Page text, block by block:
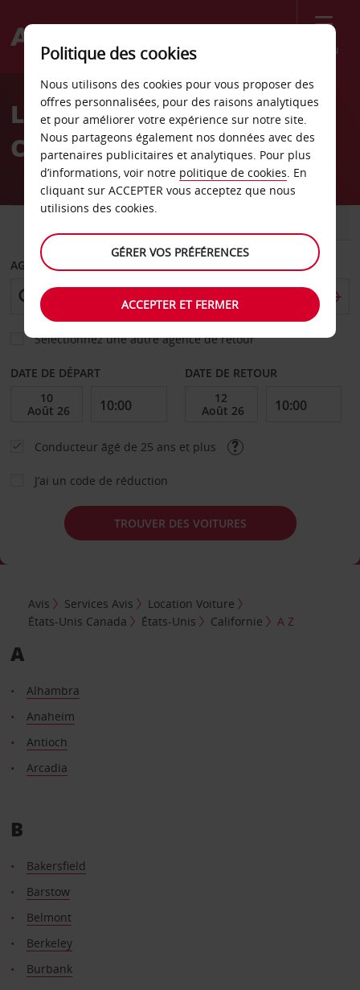
Menu
Welcome
AvisLocation de voiture
Californie
AGENCE DE DÉPART
Sélectionnez une autre agence de retour
DATE DE DÉPART DATE DE RETOUR
Conducteur âgé de 25 ans et plus
J’ai un code de réduction
TROUVER DES VOITURES
Avis Services Avis
Location Voiture
États-Unis Canada
États-Unis Californie A Z
A
Alhambra
Anaheim
Antioch
Arcadia
B
Bakersfield
Barstow
Belmont
Berkeley
Burbank
Politique des cookies
Nous utilisons des cookies pour vous proposer des
offres personnalisées, pour des raisons analytiques
et pour améliorer votre expérience sur notre site.
Nous partageons également nos données avec des
partenaires publicitaires et analytiques. Pour plus
d’informations, voir notre politique de cookies. En
cliquant sur ACCEPTER vous acceptez que nous
utilisions des cookies.
GÉRER VOS PRÉFÉRENCES
ACCEPTER ET FERMER